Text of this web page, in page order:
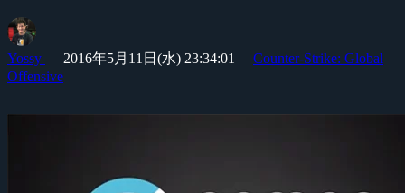
Yossy 2016年5月11日(水) 23:34:01
Counter-Strike: Global
Offensive